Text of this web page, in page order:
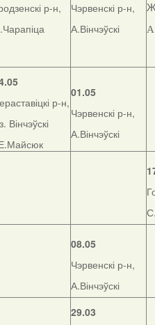
р-н,
Чэрвенскі р-н,
А.Вінчэўскі
р-н,
Вінчэўскі
01.05
Чэрвенскі р-н,
А.Вінчэўскі
08.05
Чэрвенскі р-н,
А.Вінчэўскі
29.03